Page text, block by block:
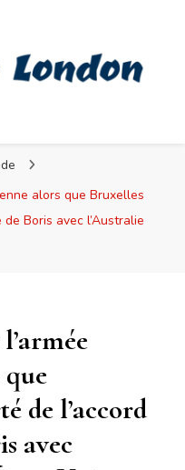
alors que Bruxelles
Boris avec l’Australie
de l’accord
avec